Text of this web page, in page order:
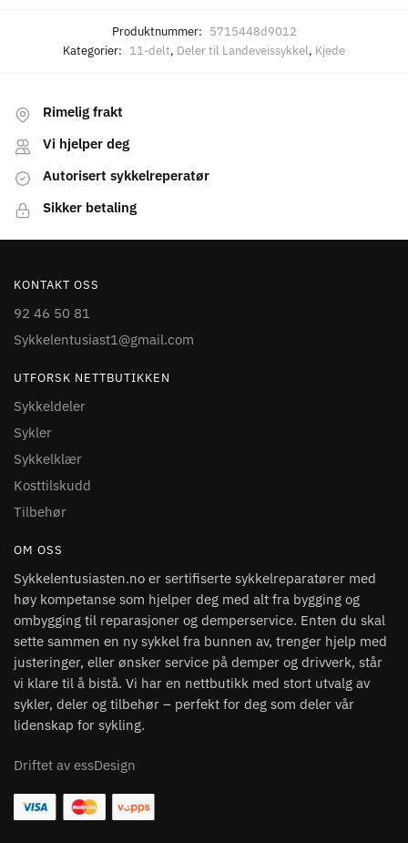
Produktnummer: 5715448d9012
Kategorier: 11-delt, Deler til Landeveissykkel, Kjede
Rimelig frakt
Vi hjelper deg
Autorisert sykkelreperatør
Sikker betaling
KONTAKT OSS
92 46 50 81
Sykkelentusiast1@gmail.com
UTFORSK NETTBUTIKKEN
Sykkeldeler
Sykler
Sykkelklær
Kosttilskudd
Tilbehør
OM OSS
Sykkelentusiasten.no er sertifiserte sykkelreparatører med
høy kompetanse som hjelper deg med alt fra bygging og
ombygging til reparasjoner og demperservice. Enten du skal
sette sammen en ny sykkel fra bunnen av, trenger hjelp med
justeringer, eller ønsker service på demper og drivverk, står
vi klare til å bistå. Vi har en nettbutikk med stort utvalg av
sykler, deler og tilbehør – perfekt for deg som deler vår
lidenskap for sykling.
Driftet av essDesign